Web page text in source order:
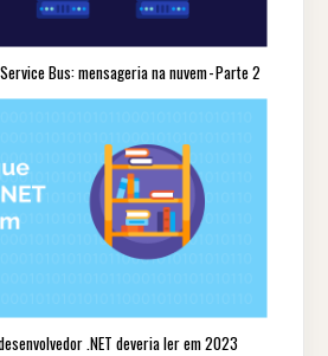
Bus: mensageria na nuvem - Parte 2
.NET deveria ler em 2023